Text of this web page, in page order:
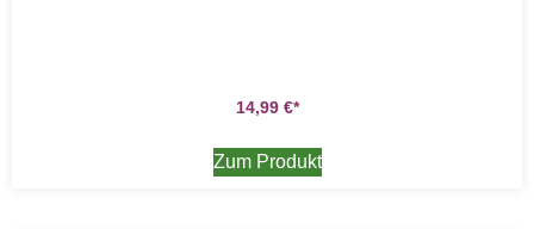
14,99 €
Zum Produkt